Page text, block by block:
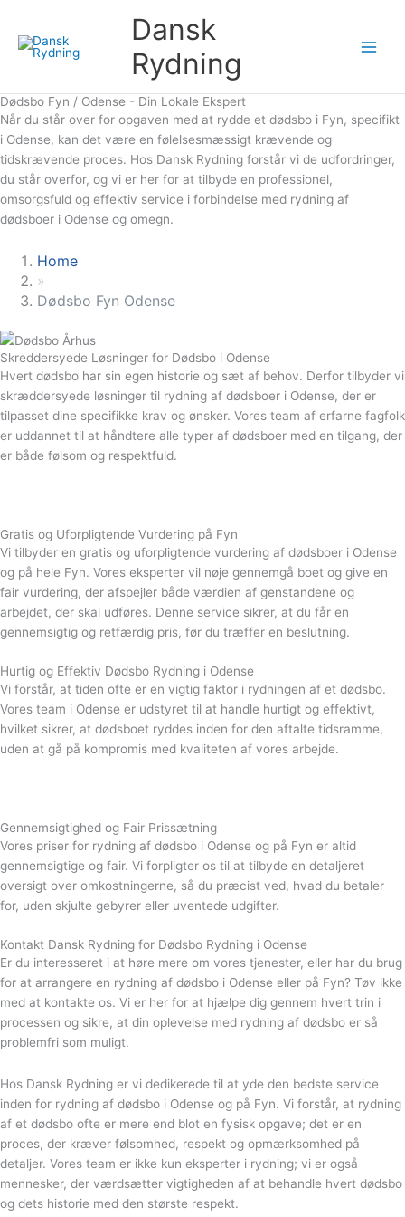
content
Dansk
Rydning
Dødsbo Fyn / Odense - Din Lokale Ekspert
Når du står over for opgaven med at rydde et dødsbo i Fyn, specifikt
i Odense, kan det være en følelsesmæssigt krævende og
tidskrævende proces. Hos Dansk Rydning forstår vi de udfordringer,
du står overfor, og vi er her for at tilbyde en professionel,
omsorgsfuld og effektiv service i forbindelse med rydning af
dødsboer i Odense og omegn.
Home
»
Dødsbo Fyn Odense
Skreddersyede Løsninger for Dødsbo i Odense
Hvert dødsbo har sin egen historie og sæt af behov. Derfor tilbyder vi
skræddersyede løsninger til rydning af dødsboer i Odense, der er
tilpasset dine specifikke krav og ønsker. Vores team af erfarne fagfolk
er uddannet til at håndtere alle typer af dødsboer med en tilgang, der
er både følsom og respektfuld.
Gratis og Uforpligtende Vurdering på Fyn
Vi tilbyder en gratis og uforpligtende vurdering af dødsboer i Odense
og på hele Fyn. Vores eksperter vil nøje gennemgå boet og give en
fair vurdering, der afspejler både værdien af genstandene og
arbejdet, der skal udføres. Denne service sikrer, at du får en
gennemsigtig og retfærdig pris, før du træffer en beslutning.
Hurtig og Effektiv Dødsbo Rydning i Odense
Vi forstår, at tiden ofte er en vigtig faktor i rydningen af et dødsbo.
Vores team i Odense er udstyret til at handle hurtigt og effektivt,
hvilket sikrer, at dødsboet ryddes inden for den aftalte tidsramme,
uden at gå på kompromis med kvaliteten af vores arbejde.
Gennemsigtighed og Fair Prissætning
Vores priser for rydning af dødsbo i Odense og på Fyn er altid
gennemsigtige og fair. Vi forpligter os til at tilbyde en detaljeret
oversigt over omkostningerne, så du præcist ved, hvad du betaler
for, uden skjulte gebyrer eller uventede udgifter.
Kontakt Dansk Rydning for Dødsbo Rydning i Odense
Er du interesseret i at høre mere om vores tjenester, eller har du brug
for at arrangere en rydning af dødsbo i Odense eller på Fyn? Tøv ikke
med at kontakte os. Vi er her for at hjælpe dig gennem hvert trin i
processen og sikre, at din oplevelse med rydning af dødsbo er så
problemfri som muligt.
Hos Dansk Rydning er vi dedikerede til at yde den bedste service
inden for rydning af dødsbo i Odense og på Fyn. Vi forstår, at rydning
af et dødsbo ofte er mere end blot en fysisk opgave; det er en
proces, der kræver følsomhed, respekt og opmærksomhed på
detaljer. Vores team er ikke kun eksperter i rydning; vi er også
mennesker, der værdsætter vigtigheden af at behandle hvert dødsbo
og dets historie med den største respekt.